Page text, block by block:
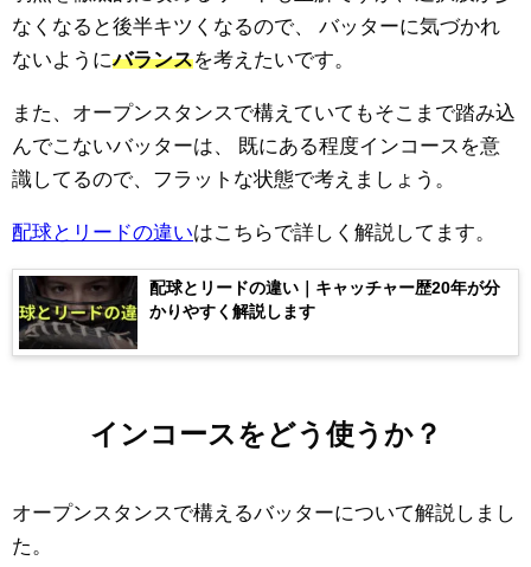
なくなると後半キツくなるので、
バッターに気づかれ
ないようにバランスを考えたいです。
また、オープンスタンスで構えていてもそこまで踏み込
んでこないバッターは、
既にある程度インコースを意
識してるので、フラットな状態で考えましょう。
配球とリードの違いはこちらで詳しく解説してます。
配球とリードの違い｜キャッチャー歴20年が分
かりやすく解説します
インコースをどう使うか？
オープンスタンスで構えるバッターについて解説しまし
た。